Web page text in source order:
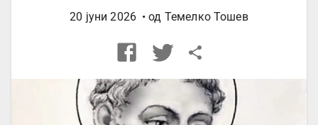
20 јуни 2026 • од Темелко Тошев